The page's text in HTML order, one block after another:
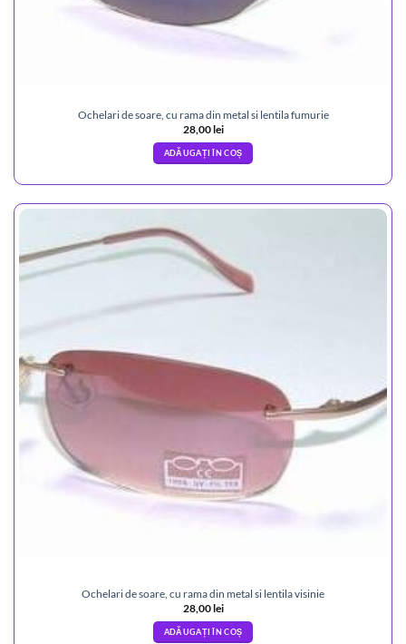
Ochelari de soare, cu rama din metal si lentila fumurie
28,00lei
ADĂUGAȚI ÎN COȘ
Ochelari de soare, cu rama din metal si lentila visinie
28,00lei
ADĂUGAȚI ÎN COȘ